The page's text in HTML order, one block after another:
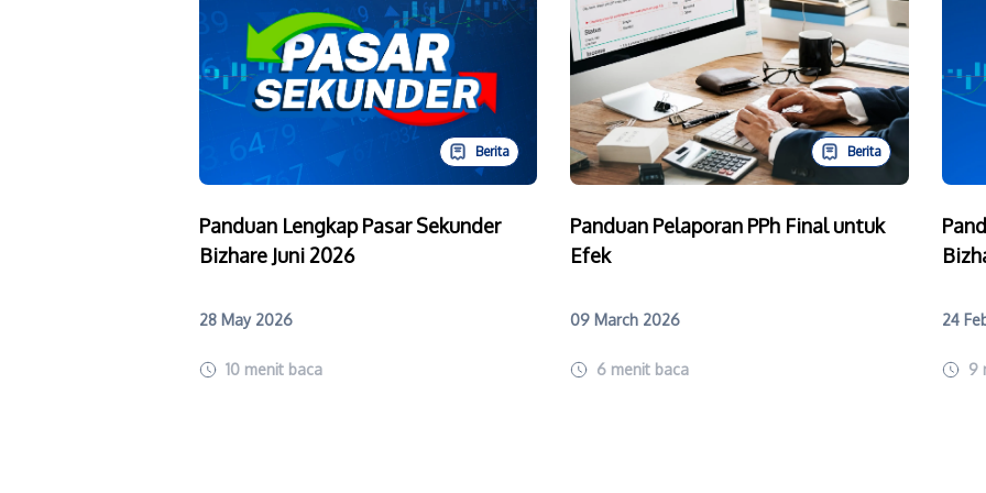
Berita
Panduan Lengkap Pasar Sekunder
Bizhare Juni 2026
28 May 2026
10 menit baca
Berita
Panduan Pelaporan PPh Final untuk
Efek
09 March 2026
6 menit baca
24
9